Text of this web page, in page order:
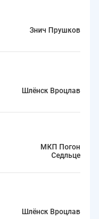
Знич Прушков
Шлёнск Вроцлав
МКП Погон
Седльце
Шлёнск Вроцлав